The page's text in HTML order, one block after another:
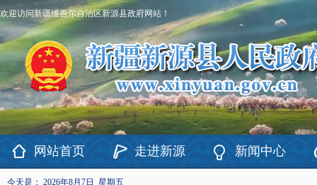
欢迎访问新疆维吾尔自治区新源县政府网站！
网站首页 走进新源 新闻中心
今天是： 2026年8月7日 星期五